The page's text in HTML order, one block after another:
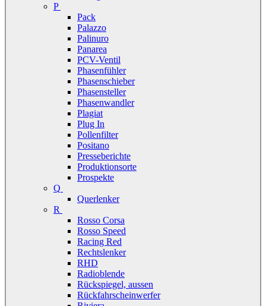
P
Pack
Palazzo
Palinuro
Panarea
PCV-Ventil
Phasenfühler
Phasenschieber
Phasensteller
Phasenwandler
Plagiat
Plug In
Pollenfilter
Positano
Presseberichte
Produktionsorte
Prospekte
Q
Querlenker
R
Rosso Corsa
Rosso Speed
Racing Red
Rechtslenker
RHD
Radioblende
Rückspiegel, aussen
Rückfahrscheinwerfer